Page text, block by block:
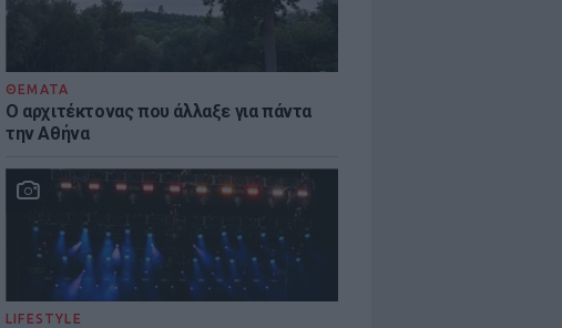
ΘΕΜΑΤΑ
Ο αρχιτέκτονας που άλλαξε για πάντα
την Αθήνα
LIFESTYLE